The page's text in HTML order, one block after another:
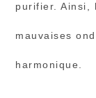
purifier. Ainsi,
mauvaises
harmonique.